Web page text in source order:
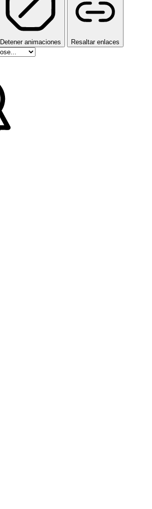
Detener animaciones Resaltar enlaces